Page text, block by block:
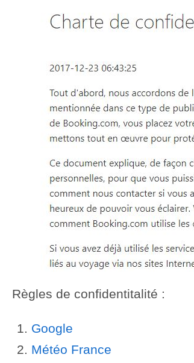
Règles de confidentitalité :
Google
Météo France